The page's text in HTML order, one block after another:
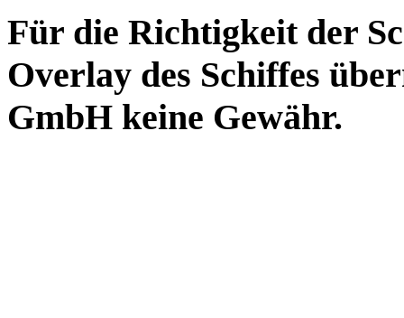
Für die Richtigkeit der
Overlay des Schiffes
GmbH keine Gewähr.